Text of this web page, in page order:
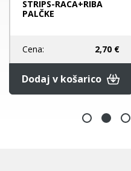
STRIPS-RACA+RIBA
PALČKE
Cena: 2,70 €
Dodaj v košarico